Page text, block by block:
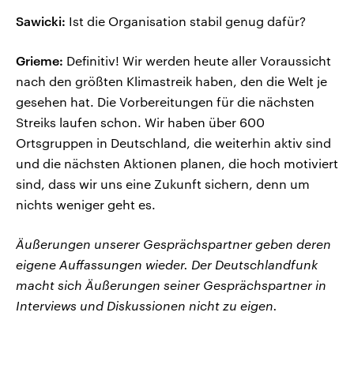
Sawicki: Ist die Organisation stabil genug dafür?
Grieme: Definitiv! Wir werden heute aller Voraussicht
nach den größten Klimastreik haben, den die Welt je
gesehen hat. Die Vorbereitungen für die nächsten
Streiks laufen schon. Wir haben über 600
Ortsgruppen in Deutschland, die weiterhin aktiv sind
und die nächsten Aktionen planen, die hoch motiviert
sind, dass wir uns eine Zukunft sichern, denn um
nichts weniger geht es.
Äußerungen unserer Gesprächspartner geben deren
eigene Auffassungen wieder. Der Deutschlandfunk
macht sich Äußerungen seiner Gesprächspartner in
Interviews und Diskussionen nicht zu eigen.